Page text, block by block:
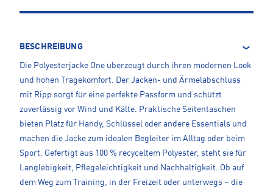
BESCHREIBUNG
Die Polyesterjacke One überzeugt durch ihren modernen Look
und hohen Tragekomfort. Der Jacken- und Ärmelabschluss
mit Ripp sorgt für eine perfekte Passform und schützt
zuverlässig vor Wind und Kälte. Praktische Seitentaschen
bieten Platz für Handy, Schlüssel oder andere Essentials und
machen die Jacke zum idealen Begleiter im Alltag oder beim
Sport. Gefertigt aus 100 % recyceltem Polyester, steht sie für
Langlebigkeit, Pflegeleichtigkeit und Nachhaltigkeit. Ob auf
dem Weg zum Training, in der Freizeit oder unterwegs – die